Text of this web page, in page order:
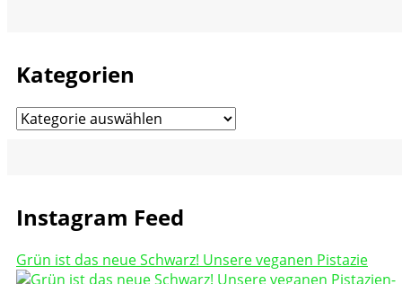
Kategorien
Kategorien
Instagram Feed
Grün ist das neue Schwarz! Unsere veganen Pistazie